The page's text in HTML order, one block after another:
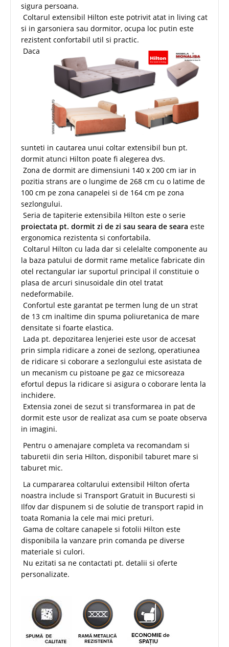
sigura persoana.
Coltarul extensibil Hilton este potrivit atat in living cat
si in garsoniera sau dormitor, ocupa loc putin este
rezistent confortabil util si practic.
Daca
sunteti in cautarea unui coltar extensibil bun pt.
dormit atunci Hilton poate fi alegerea dvs.
Zona de dormit are dimensiuni 140 x 200 cm iar in
pozitia strans are o lungime de 268 cm cu o latime de
100 cm pe zona canapelei si de 164 cm pe zona
sezlongului.
Seria de tapiterie extensibila Hilton este o serie
proiectata pt. dormit zi de zi sau seara de seara este
ergonomica rezistenta si confortabila.
Coltarul Hilton cu lada dar si celelalte componente au
la baza patului de dormit rame metalice fabricate din
otel rectangular iar suportul principal il constituie o
plasa de arcuri sinusoidale din otel tratat
nedeformabile.
Confortul este garantat pe termen lung de un strat
de 13 cm inaltime din spuma poliuretanica de mare
densitate si foarte elastica.
Lada pt. depozitarea lenjeriei este usor de accesat
prin simpla ridicare a zonei de sezlong, operatiunea
de ridicare si coborare a sezlongului este asistata de
un mecanism cu pistoane pe gaz ce micsoreaza
efortul depus la ridicare si asigura o coborare lenta la
inchidere.
Extensia zonei de sezut si transformarea in pat de
dormit este usor de realizat asa cum se poate observa
in imagini.
Pentru o amenajare completa va recomandam si
taburetii din seria Hilton, disponibil taburet mare si
taburet mic.
La cumpararea coltarului extensibil Hilton oferta
noastra include si Transport Gratuit in Bucuresti si
Ilfov dar dispunem si de solutie de transport rapid in
toata Romania la cele mai mici preturi.
Gama de coltare canapele si fotolii Hilton este
disponibila la vanzare prin comanda pe diverse
materiale si culori.
Nu ezitati sa ne contactati pt. detalii si oferte
personalizate.